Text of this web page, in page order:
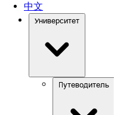
中文
Университет
Путеводитель